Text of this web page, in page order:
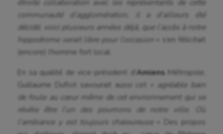
étroite collaboration avec les représentants de cette
communauté d’agglomération, il a d’ailleurs été
décidé, voici plusieurs années déjà, que l’accès à notre
hippodrome serait libre pour l’occasion
» s’en félicitait
(encore) l’homme fort local.
En sa qualité de vice-président d’ Amiens Métropole,
Guillaume Duflot savourait aussi cet «
agréable bain
de foule au cœur même de cet environnement qui se
révèle être l’un des poumons de notre ville. Où
l’ambiance y est toujours chaleureuse
» Des propos